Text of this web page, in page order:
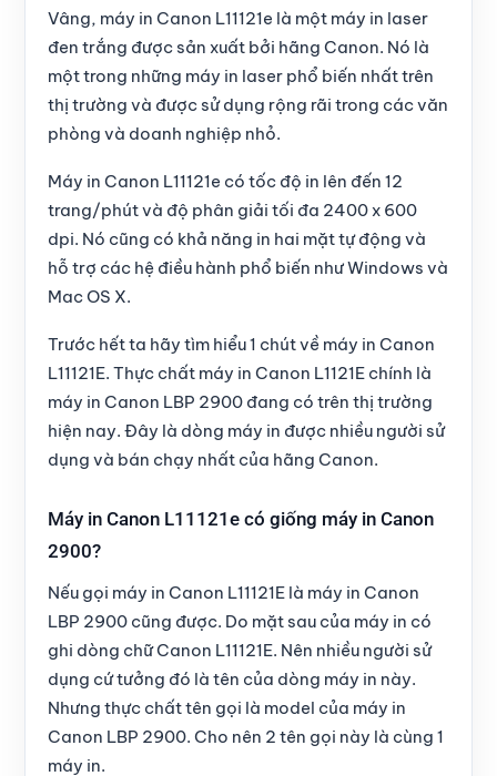
Vâng, máy in Canon L11121e là một máy in laser
đen trắng được sản xuất bởi hãng Canon. Nó là
một trong những máy in laser phổ biến nhất trên
thị trường và được sử dụng rộng rãi trong các văn
phòng và doanh nghiệp nhỏ.
Máy in Canon L11121e có tốc độ in lên đến 12
trang/phút và độ phân giải tối đa 2400 x 600
dpi. Nó cũng có khả năng in hai mặt tự động và
hỗ trợ các hệ điều hành phổ biến như Windows và
Mac OS X.
Trước hết ta hãy tìm hiểu 1 chút về máy in Canon
L11121E. Thực chất máy in Canon L1121E chính là
máy in Canon LBP 2900 đang có trên thị trường
hiện nay. Đây là dòng máy in được nhiều người sử
dụng và bán chạy nhất của hãng Canon.
Máy in Canon L11121e có giống máy in Canon
2900?
Nếu gọi máy in Canon L11121E là máy in Canon
LBP 2900 cũng được. Do mặt sau của máy in có
ghi dòng chữCanon L11121E. Nên nhiều người sử
dụng cứ tưởng đó là tên của dòng máy in này.
Nhưng thực chất tên gọi là model của máy in
Canon LBP 2900. Cho nên 2 tên gọi này là cùng 1
máy in.